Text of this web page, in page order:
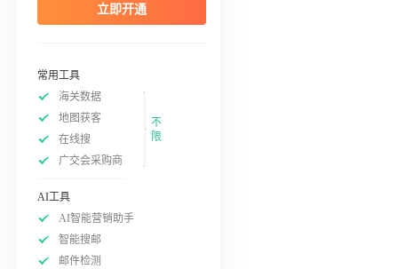
立即开通
常用工具
海关数据
地图获客
在线搜
广交会采购商
不
限
AI工具
AI智能营销助手
智能搜邮
邮件检测